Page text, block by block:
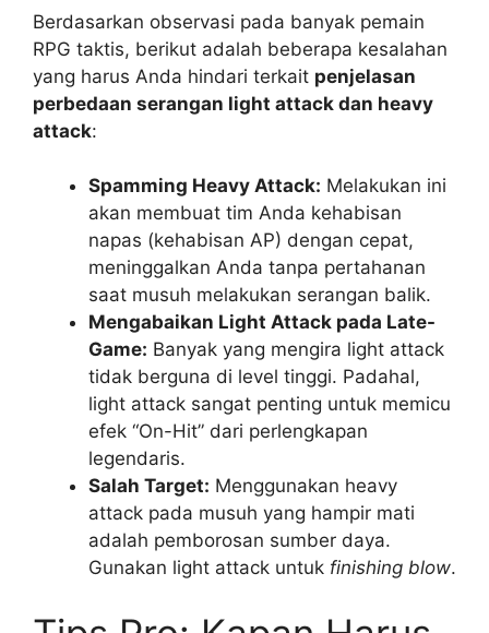
Berdasarkan observasi pada banyak pemain
RPG taktis, berikut adalah beberapa kesalahan
yang harus Anda hindari terkait penjelasan
perbedaan serangan light attack dan heavy
attack:
Spamming Heavy Attack: Melakukan ini
akan membuat tim Anda kehabisan
napas (kehabisan AP) dengan cepat,
meninggalkan Anda tanpa pertahanan
saat musuh melakukan serangan balik.
Mengabaikan Light Attack pada Late-
Game: Banyak yang mengira light attack
tidak berguna di level tinggi. Padahal,
light attack sangat penting untuk memicu
efek “On-Hit” dari perlengkapan
legendaris.
Salah Target: Menggunakan heavy
attack pada musuh yang hampir mati
adalah pemborosan sumber daya.
Gunakan light attack untuk finishing blow.